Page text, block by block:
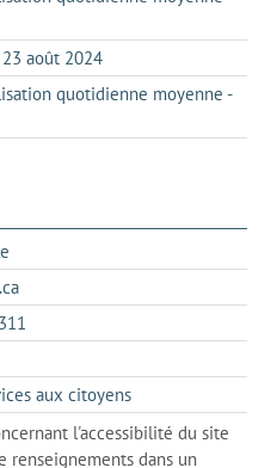
août 2024
quotidienne moyenne -
dans
un
nouvel
s'ouvre
dans
votre
de
messagerie
dans
un
client
de
votre
aux citoyenss'ouvre
dans
l'onglet
l'accessibilité du site
renseignements dans un